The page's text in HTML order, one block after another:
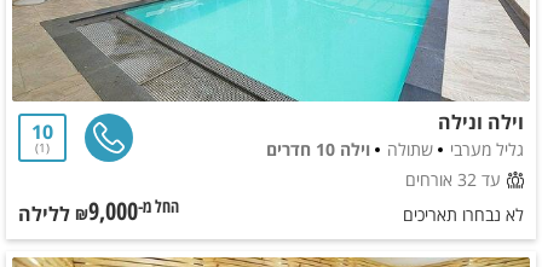
וילה ונילה
גליל מערבי שתולה
וילה 10 חדרים
עד 32 אורחים
10
1
לא נבחרו תאריכים החל מ-₪9,000 ללילה